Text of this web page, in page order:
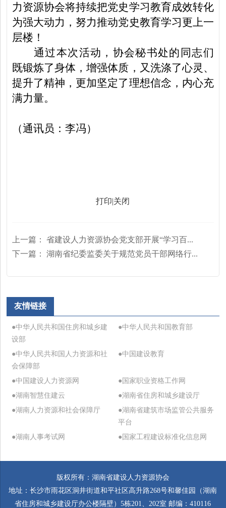
力资源协会将持续把党史学习教育成效转化
为强大动力，努力推动党史教育学习更上一
层楼！
通过本次活动，协会秘书处的同志们
既锻炼了身体，增强体质，又洗涤了心灵、
提升了精神，更加坚定了理想信念，内心充
满力量。
（通讯员：李冯）
打印|关闭
上一篇：
省建设人力资源协会党支部开展“学习百...
下一篇：
湖南省纪委监委关于规范党员干部网络行...
友情链接
●中华人民共和国住房和城乡建
设部
●中华人民共和国教育部
●中华人民共和国人力资源和社
会保障部
●中国建设教育
●中国建设人力资源网
●国家职业资格工作网
●湖南智慧住建云
●湖南省住房和城乡建设厅
●湖南人力资源和社会保障厅
●湖南省建筑市场监管公共服务
平台
●湖南人事考试网
●国家工程建设标准化信息网
版权所有：湖南省建设人力资源协会
地址：长沙市雨花区洞井街道和平社区高升路268号和馨佳园（湖南
省住房和城乡建设厅办公楼隔壁）5栋201、202室 邮编：410116